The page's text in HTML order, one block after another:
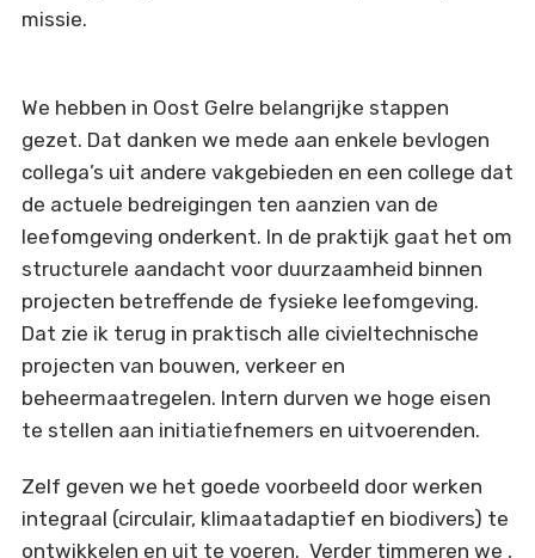
missie.
We hebben in Oost Gelre belangrijke stappen
gezet. Dat danken we mede aan enkele bevlogen
collega’s uit andere vakgebieden en een college dat
de actuele bedreigingen ten aanzien van de
leefomgeving onderkent. In de praktijk gaat het om
structurele aandacht voor duurzaamheid binnen
projecten betreffende de fysieke leefomgeving.
Dat zie ik terug in praktisch alle civieltechnische
projecten van bouwen, verkeer en
beheermaatregelen. Intern durven we hoge eisen
te stellen aan initiatiefnemers en uitvoerenden.
Zelf geven we het goede voorbeeld door werken
integraal (circulair, klimaatadaptief en biodivers) te
ontwikkelen en uit te voeren. Verder timmeren we ,